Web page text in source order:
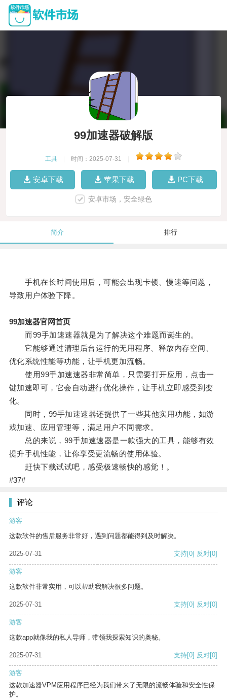
99加速器破解版
工具 时间：2025-07-31
安卓下载 苹果下载 PC下载
安卓市场，安全绿色
简介 排行
手机在长时间使用后，可能会出现卡顿、慢速等问题，
导致用户体验下降。
99加速器官网首页
而99手加速速器就是为了解决这个难题而诞生的。
它能够通过清理后台运行的无用程序、释放内存空间、
优化系统性能等功能，让手机更加流畅。
使用99手加速速器非常简单，只需要打开应用，点击一
键加速即可，它会自动进行优化操作，让手机立即感受到变
化。
同时，99手加速速器还提供了一些其他实用功能，如游
戏加速、应用管理等，满足用户不同需求。
总的来说，99手加速速器是一款强大的工具，能够有效
提升手机性能，让你享受更流畅的使用体验。
赶快下载试试吧，感受极速畅快的感觉！。
#37#
评论
游客
这款软件的售后服务非常好，遇到问题都能得到及时解决。
2025-07-31 支持[0] 反对[0]
游客
这款软件非常实用，可以帮助我解决很多问题。
2025-07-31 支持[0] 反对[0]
游客
这款app就像我的私人导师，带领我探索知识的奥秘。
2025-07-31 支持[0] 反对[0]
游客
这款加速器VPM应用程序已经为我们带来了无限的流畅体验和安全性保
护。